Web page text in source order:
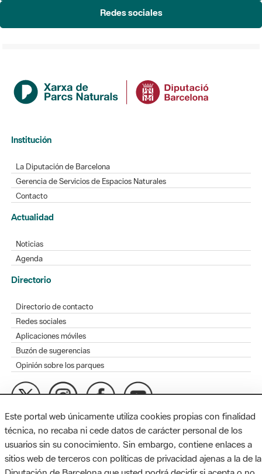
Redes sociales
Institución
La Diputación de Barcelona
Gerencia de Servicios de Espacios Naturales
Contacto
Actualidad
Noticias
Agenda
Directorio
Directorio de contacto
Redes sociales
Aplicaciones móviles
Buzón de sugerencias
Opinión sobre los parques
MAPA WEB AVISO LEGAL ACCESIBILIDAD
Diputación de Barcelona. Edifici Llacuna, 1a planta. Badajoz, 49.
08005 Barcelona. Tel. 934 022 428 / xarxaparcs@diba.cat
Este portal web únicamente utiliza cookies propias con finalidad
técnica, no recaba ni cede datos de carácter personal de los
usuarios sin su conocimiento. Sin embargo, contiene enlaces a
sitios web de terceros con políticas de privacidad ajenas a la de la